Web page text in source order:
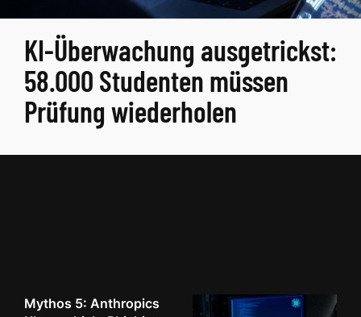
KI-Überwachung ausgetrickst:
58.000 Studenten müssen
Prüfung wiederholen
Mythos 5: Anthropics